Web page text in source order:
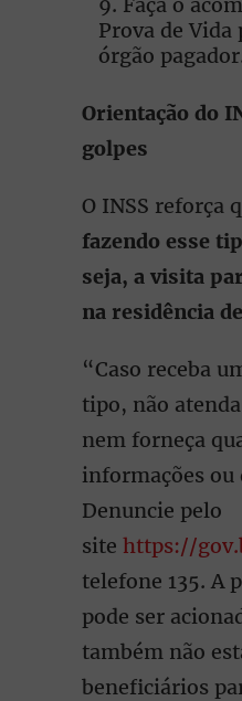
Prova de Vida
órgão
Orientação do
golpes
O INSS reforça
fazendo esse
seja, a visita
na residência
“Caso receba
tipo, não
nem forneça
informações ou
Denuncie pelo
site https://
telefone 135. A
pode ser
também não
beneficiários